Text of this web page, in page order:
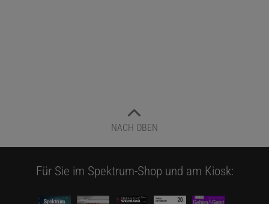
NACH OBEN
Für Sie im Spektrum-Shop und am Kiosk: